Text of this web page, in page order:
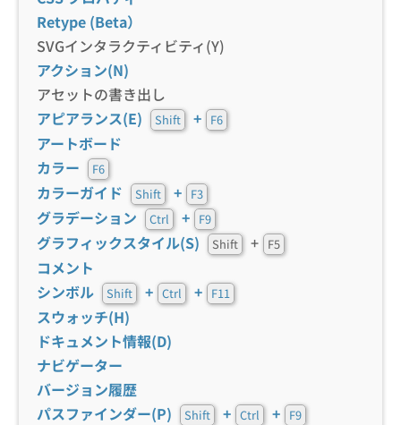
Retype (Beta）
SVGインタラクティビティ(Y)
アクション(N)
アセットの書き出し
アピアランス(E)
Shift + F6
アートボード
カラー
F6
カラーガイド Shift + F3
グラデーション Ctrl + F9
グラフィックスタイル(S) Shift + F5
コメント
シンボル
Shift + Ctrl + F11
スウォッチ(H)
ドキュメント情報(D)
ナビゲーター
バージョン履歴
パスファインダー(P)
Shift + Ctrl + F9